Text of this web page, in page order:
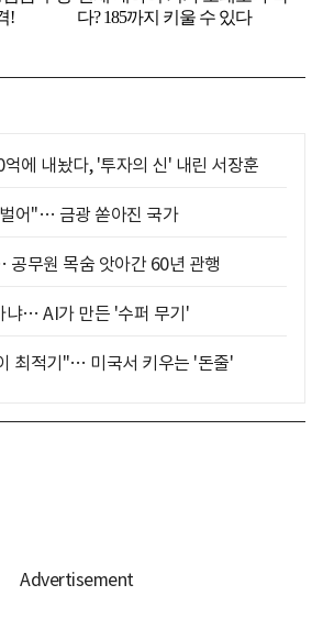
에 내놨다, '투자의 신' 내린 서장훈
어"… 금광 쏟아진 국가
공무원 목숨 앗아간 60년 관행
냐… AI가 만든 '수퍼 무기'
최적기"… 미국서 키우는 '돈줄'